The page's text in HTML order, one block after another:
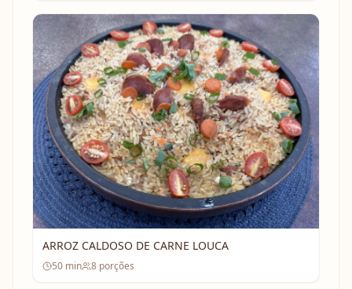
ARROZ CALDOSO DE CARNE LOUCA
50 min 8 porções